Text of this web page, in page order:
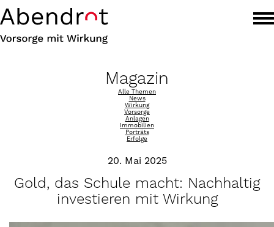
Magazin
Alle Themen
News
Wirkung
Vorsorge
Anlagen
Immobilien
Porträts
Erfolge
20. Mai 2025
Gold, das Schule macht: Nachhaltig
investieren mit Wirkung